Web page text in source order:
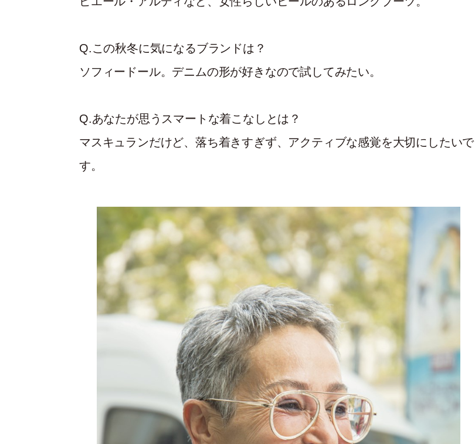
Q.この秋冬に気になるブランドは？
ソフィードール。デニムの形が好きなので試してみたい。
Q.あなたが思うスマートな着こなしとは？
マスキュランだけど、落ち着きすぎず、アクティブな感覚を大切にしたいで
す。